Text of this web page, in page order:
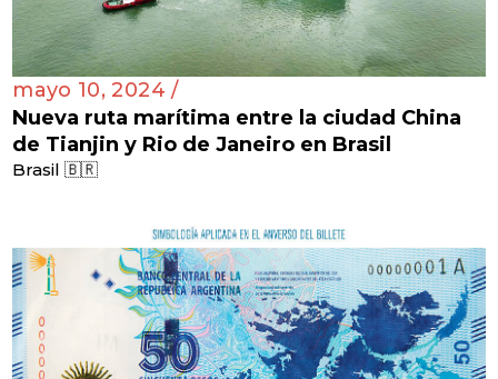
mayo 10, 2024 /
Nueva ruta marítima entre la ciudad China
de Tianjin y Rio de Janeiro en Brasil
Brasil 🇧🇷